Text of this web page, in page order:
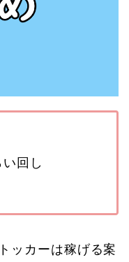
回し
ッカーは稼げる案